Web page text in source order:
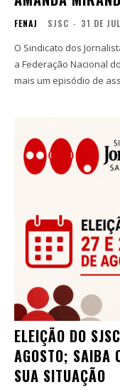
FENAJ SJSC - 31 DE
O Sindicato dos
a Federação Nacional
mais um episódio de
ELEIÇÃO DO
AGOSTO; SAIBA
SUA SITUAÇÃO